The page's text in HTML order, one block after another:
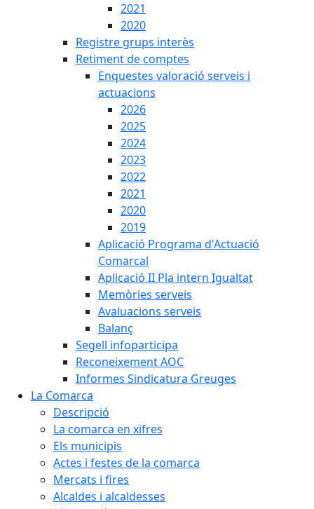
2021
2020
Registre grups interès
Retiment de comptes
Enquestes valoració serveis i
actuacions
2026
2025
2024
2023
2022
2021
2020
2019
Aplicació Programa d'Actuació
Comarcal
Aplicació II Pla intern Igualtat
Memòries serveis
Avaluacions serveis
Balanç
Segell infoparticipa
Reconeixement AOC
Informes Sindicatura Greuges
La Comarca
Descripció
La comarca en xifres
Els municipis
Actes i festes de la comarca
Mercats i fires
Alcaldes i alcaldesses